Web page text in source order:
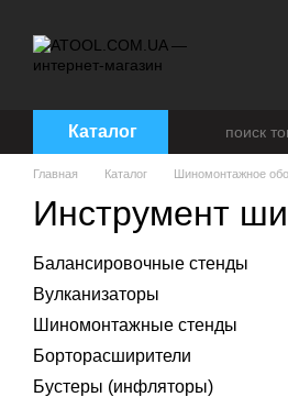
Каталог
Главная Каталог Шиномонтажное
Инструмент
Балансировочные стенды
Вулканизаторы
Шиномонтажные стенды
Борторасширители
Бустеры (инфляторы)